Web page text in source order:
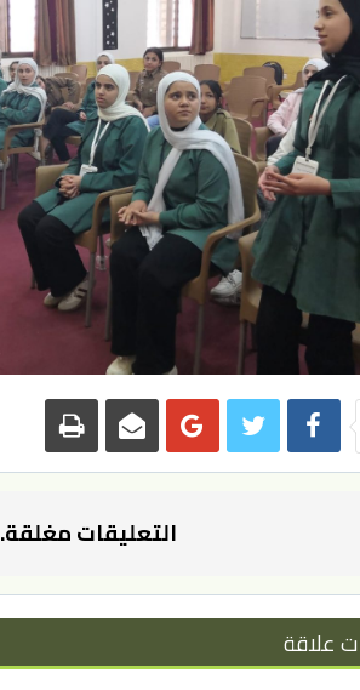
التعليقات مغلقة.
علاقة